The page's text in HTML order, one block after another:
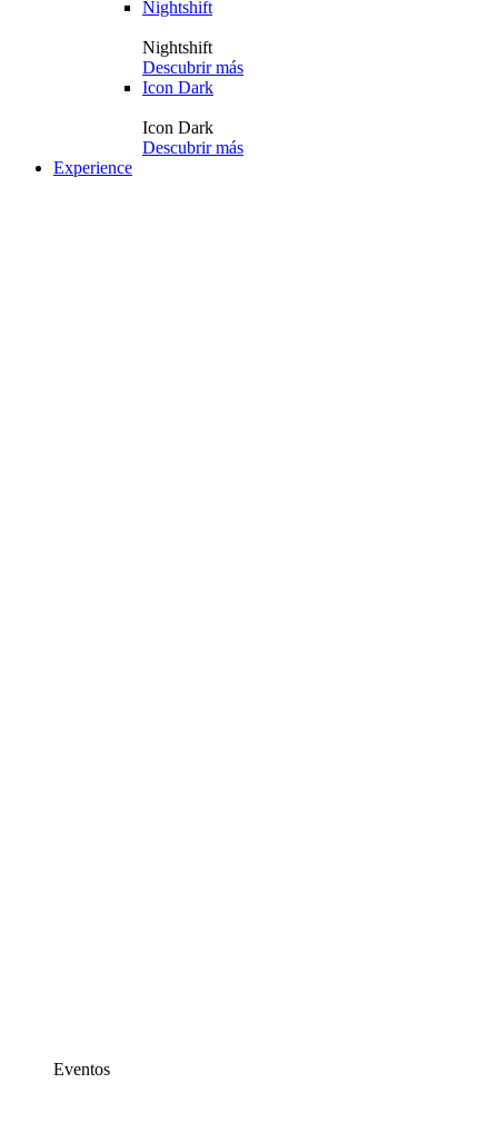
Nightshift
Nightshift
Descubrir más
Icon Dark
Icon Dark
Descubrir más
Experience
Eventos